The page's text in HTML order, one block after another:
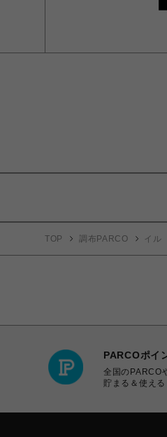
TOP 調布PARCO イル
PARCOポイ
全国のPARCO
貯まる＆使える